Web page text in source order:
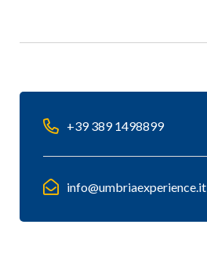
+39 389 1498899
info@umbriaexperience.it